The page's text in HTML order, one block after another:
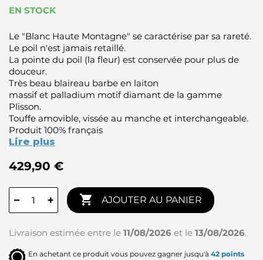
EN STOCK
Le "Blanc Haute Montagne" se caractérise par sa rareté.
Le poil n'est jamais retaillé.
La pointe du poil (la fleur) est conservée pour plus de
douceur.
Très beau blaireau barbe en laiton
massifet palladium motif diamant de la gamme
Plisson.
Touffe amovible, vissée au manche et interchangeable.
Produit 100% français
Lire plus
429,90 €
− +  AJOUTER AU PANIER
Livraison estimée entre le 11/08/2026 et le 13/08/2026.
En achetant ce produit vous pouvez gagner jusqu'à 42 points